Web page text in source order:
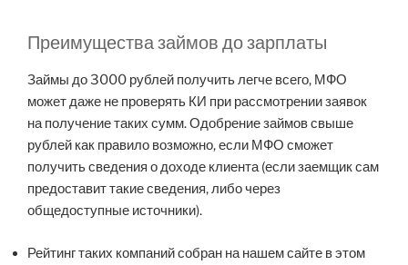
Преимущества займов до зарплаты
Займы до 3000 рублей получить легче всего, МФО
может даже не проверять КИ при рассмотрении заявок
на получение таких сумм. Одобрение займов свыше
рублей как правило возможно, если МФО сможет
получить сведения о доходе клиента (если заемщик сам
предоставит такие сведения, либо через
общедоступные источники).
Рейтинг таких компаний собран на нашем сайте в этом